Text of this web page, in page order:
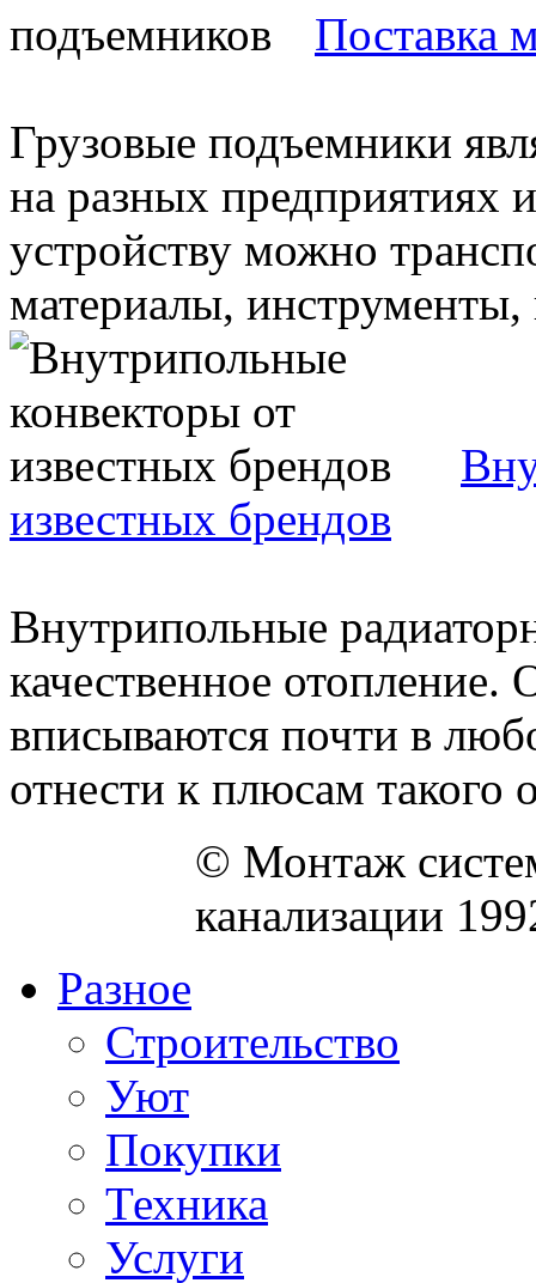
Поставка
Грузовые подъемники
на разных предприятиях
устройству можно
материалы, инструменты,
известных брендов
Внутрипольные
качественное
вписываются почти в
отнести к плюсам такого
© Монтаж
канализации
Разное
Строительство
Уют
Покупки
Техника
Услуги